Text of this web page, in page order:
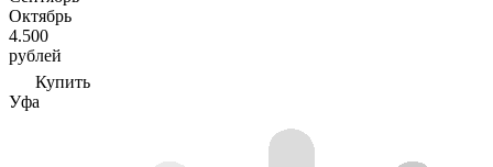
Октябрь
4.500
рублей
Купить
Уфа